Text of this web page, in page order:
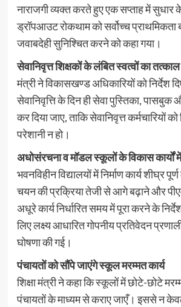
नाराजगी व्यक्त करते हुए एक सप्ताह में सुधार के
ड्रॉपआउट रोकथाम को सर्वोच्च प्राथमिकता
जवाबदेही सुनिश्चित करने को कहा गया।
सेवानिवृत्त शिक्षकों के लंबित स्वत्वों का
मंत्री ने विकासखण्ड अधिकारियों को निर्देश
सेवानिवृत्ति के दिन ही सेवा पुस्तिका, पासबुक
कर दिया जाए, ताकि सेवानिवृत्त कर्मचारियों
परेशानी न हो।
अधोसंरचना व मॉडल स्कूलों के विकास कार्यों
भवनविहीन विद्यालयों में निर्माण कार्य शीघ्र
चयन की प्रक्रिया तेजी से आगे बढ़ाने और
अधूरे कार्य निर्धारित समय में पूरा करने के
लिए लक्ष्य आधारित गोपनीय प्रतिवेदन
घोषणा की गई।
पंचायतों को सौंपे जाएंगे स्कूल मरम्मत कार्य
शिक्षा मंत्री ने कहा कि स्कूलों में छोटे-छोटे
पंचायतों के माध्यम से कराए जाएँ। इससे न